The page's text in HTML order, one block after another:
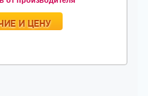
И ЦЕНУ